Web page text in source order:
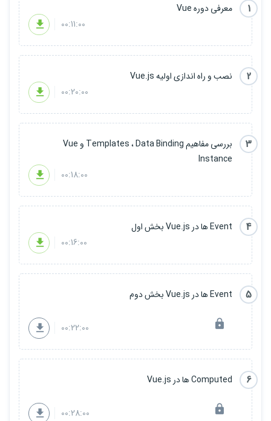
1
معرفی دوره Vue
00:11:00
2
نصب و راه اندازی اولیه Vue.js
00:20:00
3
بررسی مفاهیم Templates ، Data Binding و Vue
Instance
00:18:00
4
Event ها در Vue.js بخش اول
00:16:00
5 Event ها در Vue.js بخش دوم
00:22:00
6 Computed ها در Vue.js
00:28:00